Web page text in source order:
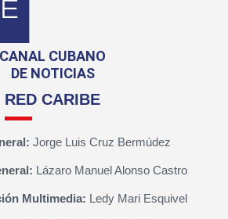
CANAL CUBANO
DE NOTICIAS
RED CARIBE
Jorge Luis Cruz Bermúdez
Lázaro Manuel Alonso Castro
Multimedia: Ledy Mari Esquivel